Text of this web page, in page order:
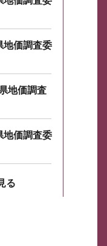
地価調査委
地価調査
地価調査委
る